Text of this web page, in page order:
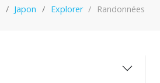
Japon Explorer Randonnées